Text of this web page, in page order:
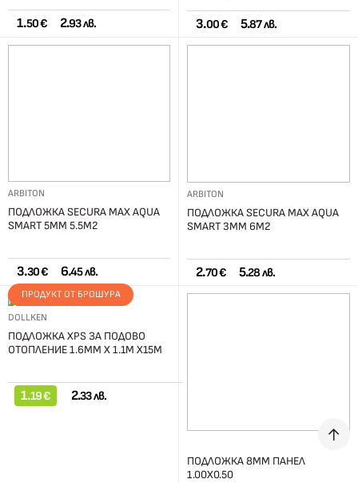
1.50 € 2.93 лв. 3.00 € 5.87 лв.
ARBITON
ПОДЛОЖКА SECURA MAX AQUA
SMART 5ММ 5.5М2
3.30 € 6.45 лв.
ARBITON
ПОДЛОЖКА SECURA MAX AQUA
SMART 3ММ 6М2
2.70 € 5.28 лв.
ПРОДУКТ ОТ БРОШУРА
DOLLKEN
ПОДЛОЖКА XPS ЗА ПОДОВО
ОТОПЛЕНИЕ 1.6ММ Х 1.1М Х15М
1.19 € 2.33 лв.
ПОДЛОЖКА 8ММ ПАНЕЛ
1.00Х0.50